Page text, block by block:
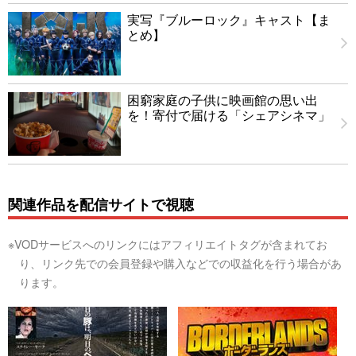
実写『ブルーロック』キャスト【ま
とめ】
困窮家庭の子供に映画館の思い出
を！寄付で届ける「シェアシネマ」
関連作品を配信サイトで視聴
※VODサービスへのリンクにはアフィリエイトタグが含まれてお
り、リンク先での会員登録や購入などでの収益化を行う場合があ
ります。